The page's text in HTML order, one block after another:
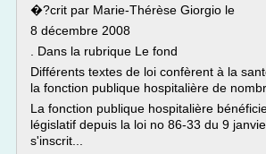
�?crit par Marie-Thérèse Giorgio le
8 décembre 2008
. Dans la rubrique Le fond
Différents textes de loi confèrent à la
la fonction publique hospitalière de
La fonction publique hospitalière
législatif depuis la loi no 86-33 du 9
s'inscrit...